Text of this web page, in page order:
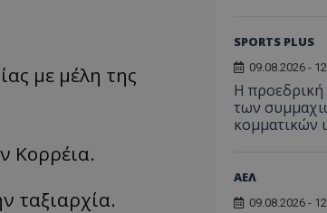
με μέλη της
Κορρέια.
ταξιαρχία.
SPORTS PLUS
09.08.2026 -
Η
των
κομματικών
ΑΕΛ
09.08.2026 -